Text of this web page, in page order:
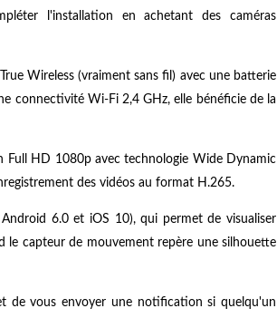
l'installation en achetant des caméras
Wireless (vraiment sans fil) avec une batterie
connectivité Wi-Fi 2,4 GHz, elle bénéficie de la
Full HD 1080p avec technologie Wide Dynamic
des vidéos au format H.265.
6.0 et iOS 10), qui permet de visualiser
capteur de mouvement repère une silhouette
de vous envoyer une notification si quelqu'un